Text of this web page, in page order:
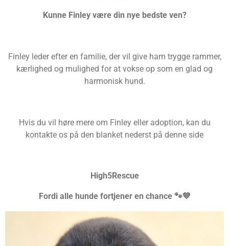
Kunne Finley være din nye bedste ven?
Finley leder efter en familie, der vil give ham trygge rammer,
kærlighed og mulighed for at vokse op som en glad og
harmonisk hund.
Hvis du vil høre mere om Finley eller adoption, kan du
kontakte os på den blanket nederst på denne side
High5Rescue
Fordi alle hunde fortjener en chance 🐾💙